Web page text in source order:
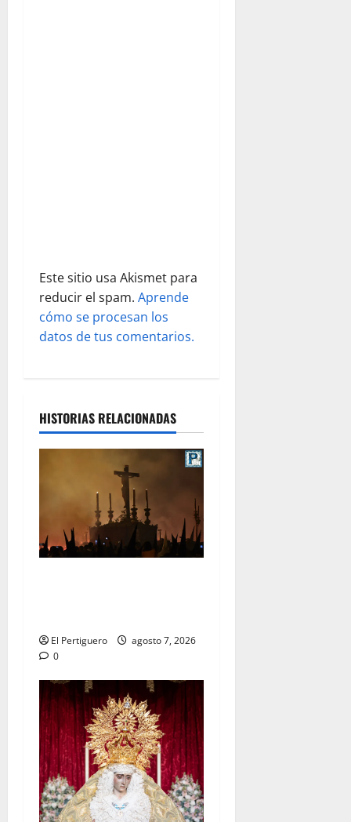
a
d
a
Este sitio usa Akismet para
reducir el spam. Aprende
cómo se procesan los
datos de tus comentarios.
HISTORIAS RELACIONADAS
El Pertiguero
agosto 7, 2026
0